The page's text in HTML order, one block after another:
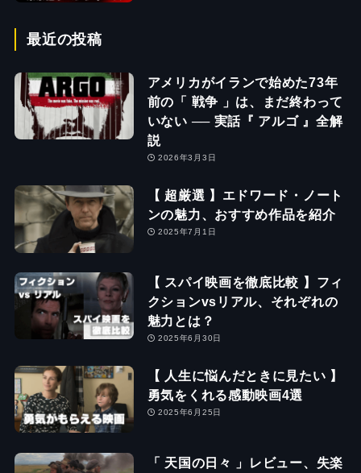
最近の投稿
アメリカがイランで始めた73年
前の「 戦争 」は、まだ終わって
いない ── 実話『 アルゴ 』全解
説
2026年3月3日
【 超厳選 】エドワード・ノート
ンの魅力、おすすめ作品を紹介
2025年7月1日
【 スパイ映画を徹底比較 】フィ
クションvsリアル、それぞれの
魅力とは？
2025年6月30日
【 人生に悩んだときに見たい 】
勇気をくれる感動映画4選
2025年6月25日
「 天国の日々 」レビュー、失楽